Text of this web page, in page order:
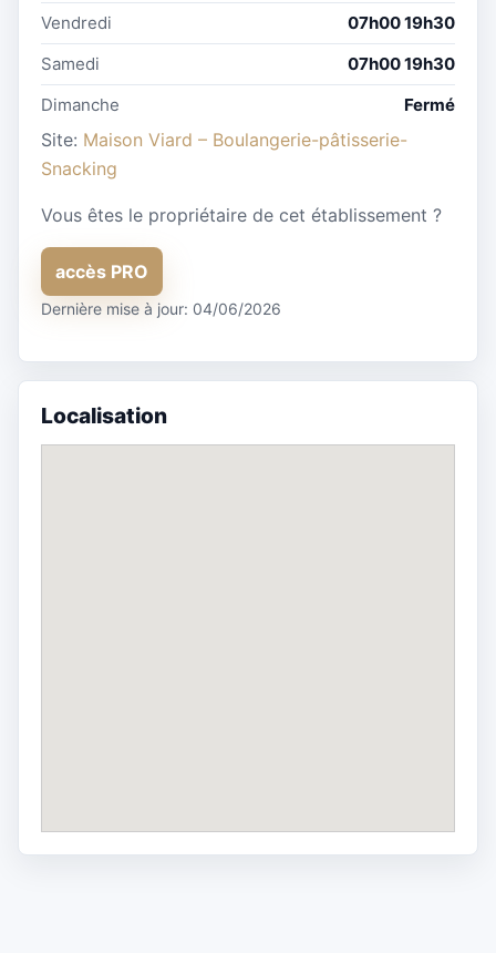
Vendredi
07h00 19h30
Samedi
07h00 19h30
Dimanche
Fermé
Site: Maison Viard – Boulangerie-pâtisserie-
Snacking
Vous êtes le propriétaire de cet établissement ?
accès PRO
Dernière mise à jour: 04/06/2026
Localisation